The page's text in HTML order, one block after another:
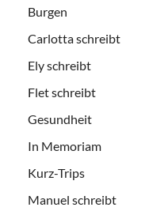
Burgen
Carlotta schreibt
Ely schreibt
Flet schreibt
Gesundheit
In Memoriam
Kurz-Trips
Manuel schreibt